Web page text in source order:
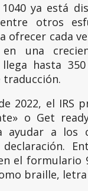
ya está
otros
ofrecer cada
una
hasta
traducción.
2022, el IRS
o Get
ayudar a los
el formulario
braille,